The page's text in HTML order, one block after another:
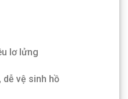
lơ lửng
vệ sinh hồ